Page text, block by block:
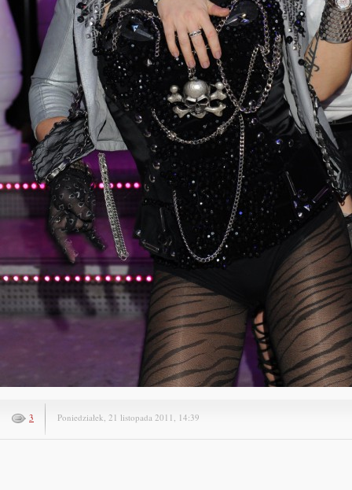
3 Poniedziałek, 21 listopada 2011, 14:39